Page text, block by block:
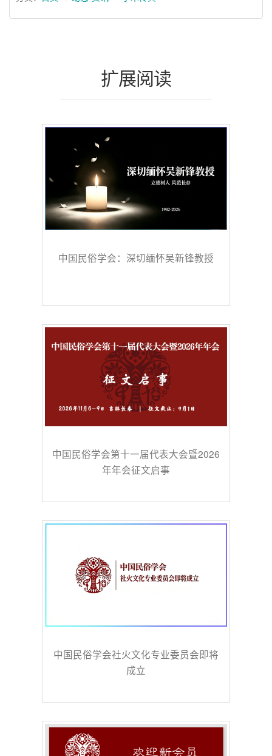
扩展阅读
中国民俗学会：深切缅怀吴新锋教授
中国民俗学会第十一届代表大会暨2026
年年会征文启事
中国民俗学会社火文化专业委员会即将
成立